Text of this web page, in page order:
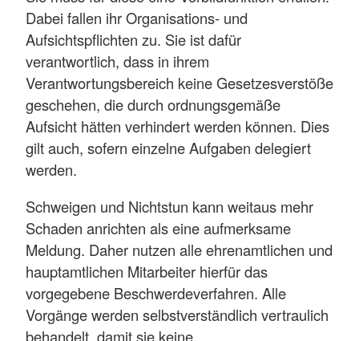
Dabei fallen ihr Organisations- und
Aufsichtspflichten zu. Sie ist dafür
verantwortlich, dass in ihrem
Verantwortungsbereich keine Gesetzesverstöße
geschehen, die durch ordnungsgemäße
Aufsicht hätten verhindert werden können. Dies
gilt auch, sofern einzelne Aufgaben delegiert
werden.
Schweigen und Nichtstun kann weitaus mehr
Schaden anrichten als eine aufmerksame
Meldung. Daher nutzen alle ehrenamtlichen und
hauptamtlichen Mitarbeiter hierfür das
vorgegebene Beschwerdeverfahren. Alle
Vorgänge werden selbstverständlich vertraulich
behandelt, damit sie keine